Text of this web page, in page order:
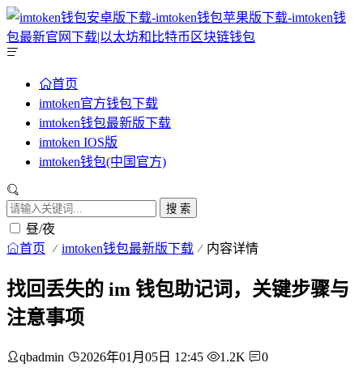
首页
imtoken官方钱包下载
imtoken钱包最新版下载
imtoken IOS版
imtoken钱包(中国官方)
搜 索
昼/夜
首页 imtoken钱包最新版下载 内容详情
找回丢失的 im 钱包助记词，关键步骤与
注意事项
qbadmin 2026年01月05日 12:45 1.2K 0